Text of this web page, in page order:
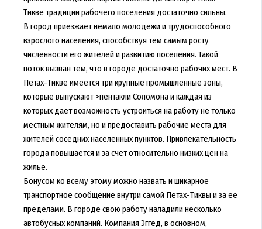
Тикве традиции рабочего поселения достаточно сильны.
В город приезжает немало молодежи и трудоспособного
взрослого населения, способствуя тем самым росту
численности его жителей и развитию поселения. Такой
поток вызван тем, что в городе достаточно рабочих мест. В
Петах-Тикве имеется три крупные промышленные зоны,
которые выпускают >пентакли Соломона и каждая из
которых дает возможность устроиться на работу не только
местным жителям, но и предоставить рабочие места для
жителей соседних населенных пунктов. Привлекательность
города повышается и за счет относительно низких цен на
жилье.
Бонусом ко всему этому можно назвать и шикарное
транспортное сообщение внутри самой Петах-Тиквы и за ее
пределами. В городе свою работу наладили несколько
автобусных компаний. Компания Эггед, в основном,